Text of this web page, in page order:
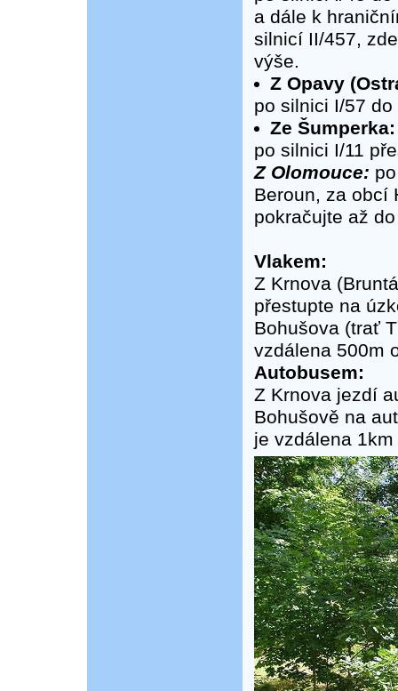
a dále k
silnicí II/457,
výše.
Z Opavy
po silnici I/57
Ze Šumperka:
po silnici I/11
Z Olomouce:
Beroun, za obcí
pokračujte až
Vlakem:
Z Krnova
přestupte na
Bohušova (trať
vzdálena 500m
Autobusem:
Z Krnova jezdí
Bohušově na
je vzdálena